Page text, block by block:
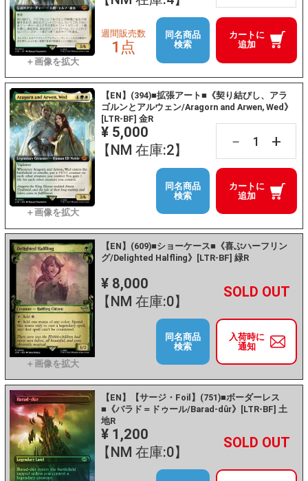
カートに
追加
週間販売数
1点
同名商品
検索
【EN】(394)■拡張アート■《契り結びし、アラ
ゴルンとアルウェン/Aragorn and Arwen, Wed》
[LTR-BF] 金R
¥ 5,000
【NM 在庫:2】
－ +
カートに
追加
同名商品
検索
【EN】(609)■ショーケース■《喜ぶハーフリン
グ/Delighted Halfling》[LTR-BF] 緑R
¥ 8,000
【NM 在庫:0】
－ +
入荷時に
通知
同名商品
検索
【EN】【サージ・Foil】(751)■ボーダーレス
■《バラド＝ドゥール/Barad-dûr》[LTR-BF] 土
地R
¥ 1,200
【NM 在庫:0】
－ +